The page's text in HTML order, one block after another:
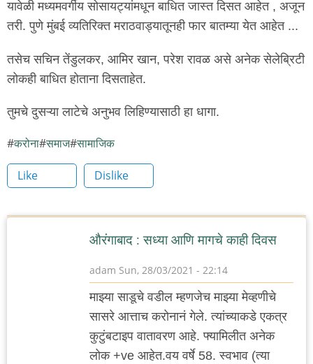
यावेळी मध्यमवर्गीय सोसायट्यांमधून बाधित जास्त दिसत आहेत , अजून
तरी. पुणे मुंबई व्यतिरिक्त मराठवाड्यातूनही फार बातम्या येत आहेत ...
तसेच सचिन तेंडुलकर, आमिर खान, परेश रावळ असे अनेक सेलेब्रिटी
लोकही बाधित होताना दिसताहेत.
तुमचे दुसऱ्या लाटेचे अनुभव लिहिण्यासाठी हा धागा.
करोना समाज सामाजिक
Like Dislike
औरंगाबाद : सध्या आणि मागचे काही दिवस
adam Sun, 28/03/2021 - 22:14
माझ्या साडूचे वडील म्हणजेच माझ्या मेव्हणीचे
सासरे आत्ताच करोनानं गेले. त्यांच्याकडे एकत्र
कुटुंबटाइप वातावरण आहे. फ्यामिलीत अनेक
लोक +ve आहेत.वय वर्षे 58. स्वभाव (त्या